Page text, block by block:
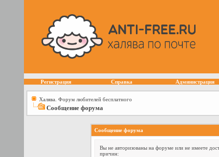
Регистрация Справка Администрация
Халява. Форум любителей бесплатного
Сообщение форума
Сообщение форума
Вы не авторизованы на форуме или не имеете
причин: